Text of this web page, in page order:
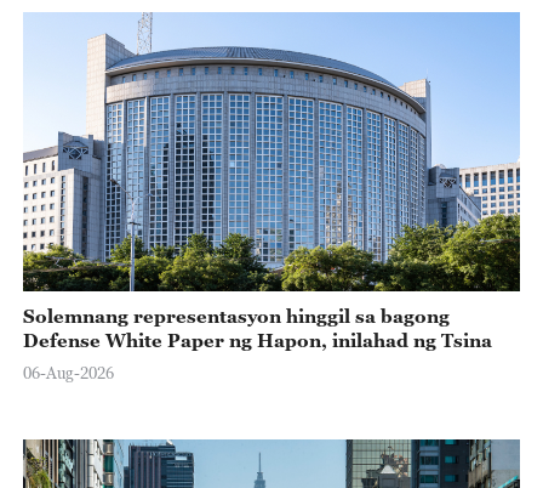
Solemnang representasyon hinggil sa bagong
Defense White Paper ng Hapon, inilahad ng Tsina
06-Aug-2026